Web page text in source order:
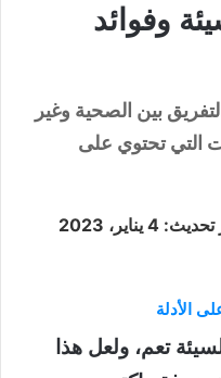
وفوائد
بين الصحية وغير
التي تحتوي على
4 يناير، 2023
الأدلة
تعم، ولعل هذا